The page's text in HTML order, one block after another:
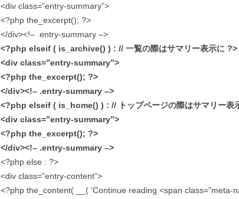
<div class=”entry-summary”>
<?php the_excerpt(); ?>
</div><!– .entry-summary –>
<?php elseif ( is_archive() ) : // 一覧の際はサマリー表示に ?>
<div class=”entry-summary”>
<?php the_excerpt(); ?>
</div><!– .entry-summary –>
<?php elseif ( is_home() ) : // トップページの際はサマリー表
<div class=”entry-summary”>
<?php the_excerpt(); ?>
</div><!– .entry-summary –>
<?php else : ?>
<div class=”entry-content”>
<?php the_content( __( ‘Continue reading <span class=”meta-